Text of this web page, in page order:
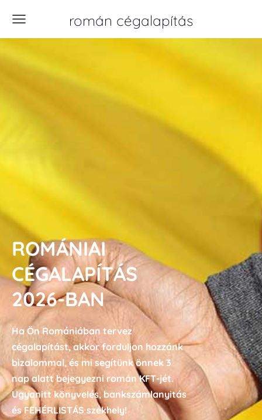
román cégalapítás
ROMÁNIAI
CÉGALAPÍTÁS
2026-BAN
Ha Ön Romániában tervez
cégalapítást, akkor forduljon hozzánk
bizalommal, és mi segítünk önnek 3
nap alatt bejegyezni román KFT-jét.
Ugyanitt könyvelés, bankszámlanyitás
és FEHÉRLISTÁS székhely!